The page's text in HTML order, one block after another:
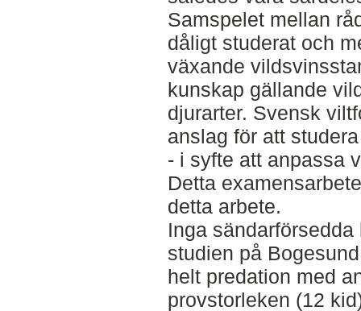
Samspelet mellan
dåligt studerat och
växande
kunskap gällande
djurarter. Svensk
anslag för att
- i syfte att anpassa
Detta
detta arbete.
Inga
studien på
helt predation med
provstorleken (12